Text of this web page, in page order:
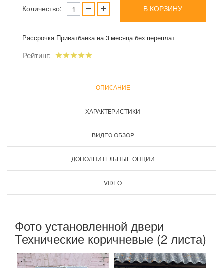
Количество: В КОРЗИНУ
Рассрочка Приватбанка на 3 месяца без переплат
Рейтинг:
ОПИСАНИЕ
ХАРАКТЕРИСТИКИ
ВИДЕО ОБЗОР
ДОПОЛНИТЕЛЬНЫЕ ОПЦИИ
VIDEO
Фото установленной двери
Технические коричневые (2 листа)